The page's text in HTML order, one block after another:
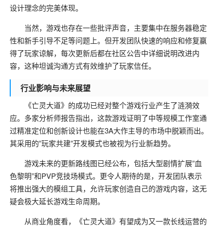
设计理念的完美体现。
当然，游戏也存在一些批评声音，主要集中在服务器稳定
性和新手引导不足等问题上。但开发团队快速的响应和修复赢
得了玩家谅解，每次更新后都在社区公告中详细说明改进内
容，这种坦诚沟通方式有效维护了玩家信任。
行业影响与未来展望
《亡灵大道》的成功已经对整个游戏行业产生了涟漪效
应。多家分析师报告指出，这款游戏证明了中等规模工作室通
过精准定位和创新设计也能在3A大作主导的市场中脱颖而出。
其采用的”玩家共建”开发模式也被视为行业新趋势。
游戏未来的更新路线图已经公布，包括大型剧情扩展”血
色黎明”和PVP竞技场模式。更令人期待的是，开发团队表示
将推出强大的模组工具，允许玩家创造自己的游戏内容，这无
疑会极大延长游戏生命周期。
从商业角度看，《亡灵大道》有望成为又一款长线运营的